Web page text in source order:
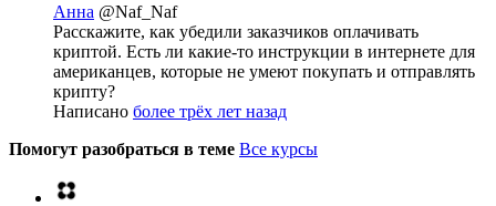
Анна @Naf_Naf
Расскажите, как убедили заказчиков оплачивать
криптой. Есть ли какие-то инструкции в интернете для
американцев, которые не умеют покупать и отправлять
крипту?
Написано более трёх лет назад
Помогут разобраться в теме Все курсы